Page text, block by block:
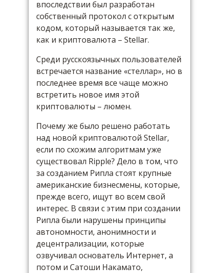
впоследствии был разработан
собственный протокол с открытым
кодом, который называется так же,
как и криптовалюта – Stellar.
Среди русскоязычных пользователей
встречается название «стеллар», но в
последнее время все чаще можно
встретить новое имя этой
криптовалюты – люмен.
Почему же было решено работать
над новой криптовалютой Stellar,
если по схожим алгоритмам уже
существовал Ripple? Дело в том, что
за созданием Рипла стоят крупные
американские бизнесмены, которые,
прежде всего, ищут во всем свой
интерес. В связи с этим при создании
Рипла были нарушены принципы
автономности, анонимности и
децентрализации, которые
озвучивал основатель Интернет, а
потом и Сатоши Накамато,